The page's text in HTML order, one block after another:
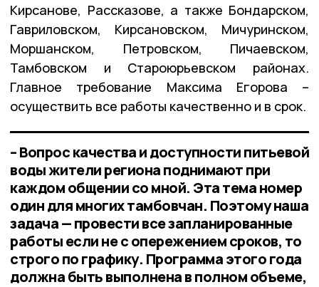
Кирсанове, Рассказове, а также Бондарском,
Гавриловском, Кирсановском, Мичуринском,
Моршанском, Петровском, Пичаевском,
Тамбовском и Староюрьевском районах.
Главное требование Максима Егорова –
осуществить все работы качественно и в срок.
– Вопрос качества и доступности питьевой
воды жители региона поднимают при
каждом общении со мной. Эта тема номер
один для многих тамбовчан. Поэтому наша
задача — провести все запланированные
работы если не с опережением сроков, то
строго по графику. Программа этого года
должна быть выполнена в полном объеме,